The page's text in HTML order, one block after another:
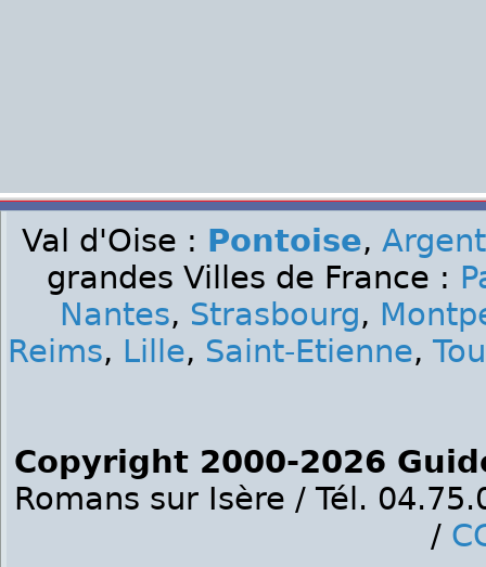
Val d'Oise : Pontoise,
grandes Villes de France :
Nantes, Strasbourg,
Reims, Lille, Saint-Etienne,
Copyright 2000-2026
Romans sur Isère / Tél.
/